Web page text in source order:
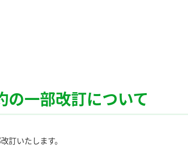
の一部改訂について
訂いたします。